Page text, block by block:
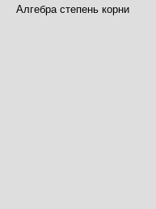
Алгебра степень корни